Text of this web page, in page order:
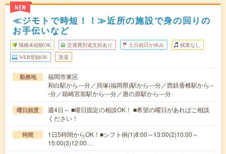
NEW
≪ジモトで時短！！≫近所の施設で身の回りの
お手伝いなど
職種未経験OK 交通費別途支給あり 土日祝日が休み 残業なし
WEB登録OK 派遣
勤務地
福岡市東区
和白駅から---分／貝塚(福岡県)駅から---分／西鉄香椎駅から--
-分／箱崎宮前駅から---分／唐の原駅から---分
曜日頻度
週4日～ ■曜日固定の相談OK！ ■希望の曜日があればご相談
ください！
時間
1日5時間からOK！■シフト例(1)8:00～13:00(2)10:00～
15:00(3)12:00…